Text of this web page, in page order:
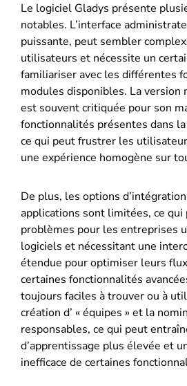
Le logiciel Gladys présente
notables. L’interface
puissante, peut sembler
utilisateurs et nécessite un
familiariser avec les différentes
modules disponibles​. La version
est souvent critiquée pour son
fonctionnalités présentes dans
ce qui peut frustrer les
une expérience homogène sur
De plus, les options d’intégration
applications sont limitées, ce qui
problèmes pour les entreprises
logiciels et nécessitant une
étendue pour optimiser leurs
certaines fonctionnalités
toujours faciles à trouver ou à
création d’ « équipes » et la
responsables, ce qui peut
d’apprentissage plus élevée et
inefficace de certaines